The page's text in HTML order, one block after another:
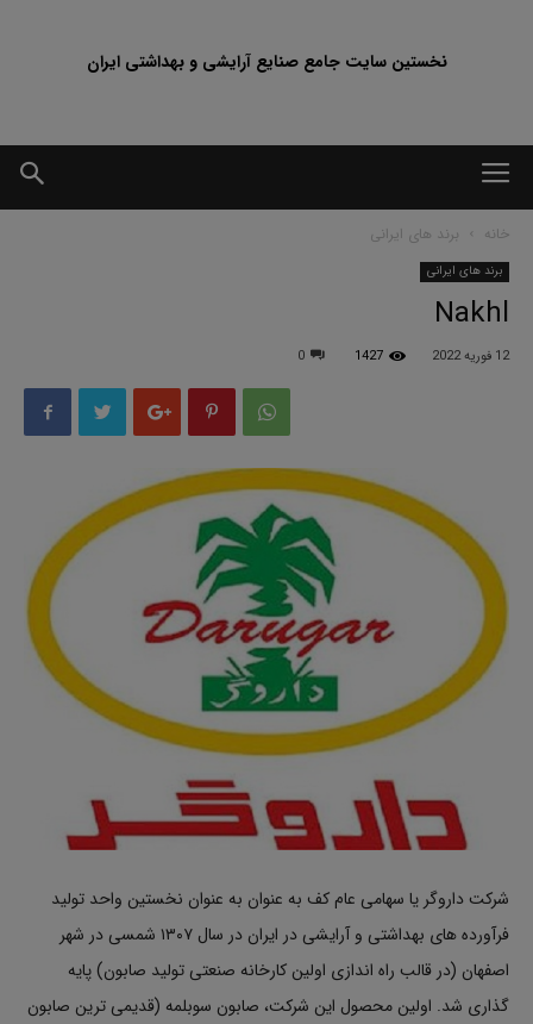
نخستین سایت جامع صنایع آرایشی و بهداشتی ایران
خانه برند های ایرانی
برند های ایرانی
Nakhl
12 فوریه 2022 1427
0
شرکت داروگر یا سهامی عام کف به عنوان به عنوان نخستین واحد تولید
فرآورده های بهداشتی و آرایشی در ایران در سال ۱۳۰۷ شمسی در شهر
اصفهان (در قالب راه اندازی اولین کارخانه صنعتی تولید صابون) پایه
گذاری شد. اولین محصول این شرکت، صابون سوبلمه (قدیمی ترین صابون